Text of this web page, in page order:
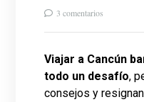
3 comentarios
Viajar a Cancún
todo un desafío,
consejos y